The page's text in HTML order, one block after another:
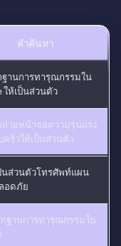
คำค้นหา
ฐานการทารุณกรรมใน
ให้เป็นส่วนตัว
ถ่ายหน้าจอความรุนแรง
ครัวให้เป็นส่วนตัว
นส่วนตัวโทรศัพท์แผน
อดภัย
ฐานการทารุณกรรมใน